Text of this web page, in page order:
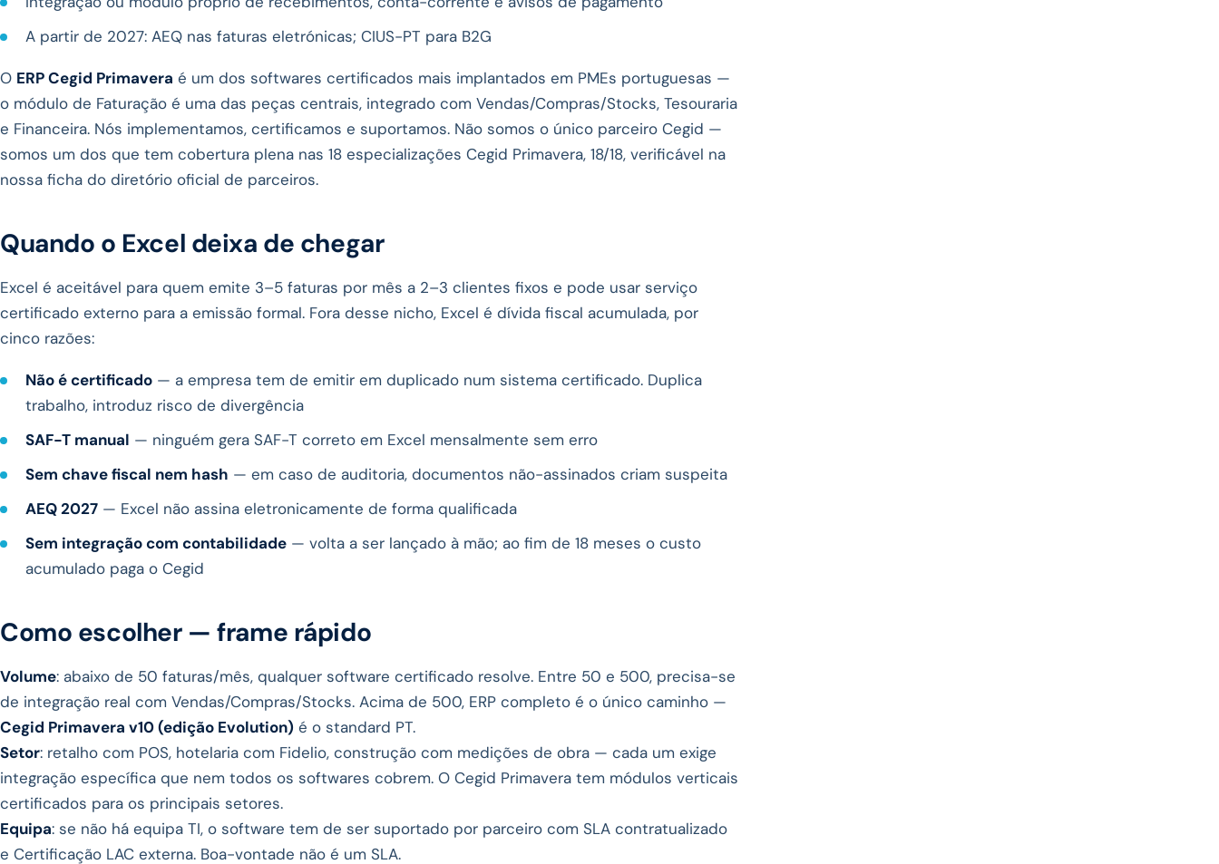
A partir de 2027: AEQ nas faturas eletrónicas; CIUS-PT para B2G
O ERP Cegid Primavera é um dos softwares certificados mais implantados em PMEs portuguesas —
o módulo de Faturação é uma das peças centrais, integrado com Vendas/Compras/Stocks, Tesouraria
e Financeira. Nós implementamos, certificamos e suportamos. Não somos o único parceiro Cegid —
somos um dos que tem cobertura plena nas 18 especializações Cegid Primavera, 18/18, verificável na
nossa ficha do diretório oficial de parceiros.
Quando o Excel deixa de chegar
Excel é aceitável para quem emite 3–5 faturas por mês a 2–3 clientes fixos e pode usar serviço
certificado externo para a emissão formal. Fora desse nicho, Excel é dívida fiscal acumulada, por
cinco razões:
Não é certificado — a empresa tem de emitir em duplicado num sistema certificado. Duplica
trabalho, introduz risco de divergência
SAF-T manual — ninguém gera SAF-T correto em Excel mensalmente sem erro
Sem chave fiscal nem hash — em caso de auditoria, documentos não-assinados criam suspeita
AEQ 2027 — Excel não assina eletronicamente de forma qualificada
Sem integração com contabilidade — volta a ser lançado à mão; ao fim de 18 meses o custo
acumulado paga o Cegid
Como escolher — frame rápido
Volume: abaixo de 50 faturas/mês, qualquer software certificado resolve. Entre 50 e 500, precisa-se
de integração real com Vendas/Compras/Stocks. Acima de 500, ERP completo é o único caminho —
Cegid Primavera v10 (edição Evolution) é o standard PT.
Setor: retalho com POS, hotelaria com Fidelio, construção com medições de obra — cada um exige
integração específica que nem todos os softwares cobrem. O Cegid Primavera tem módulos verticais
certificados para os principais setores.
Equipa: se não há equipa TI, o software tem de ser suportado por parceiro com SLA contratualizado
e Certificação LAC externa. Boa-vontade não é um SLA.